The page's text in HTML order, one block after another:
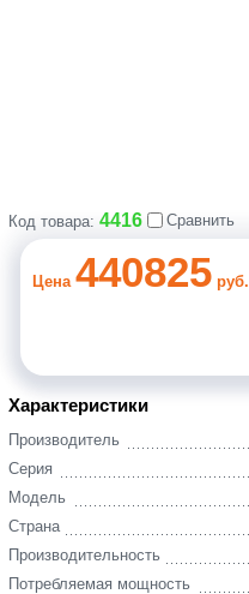
Код товара: 4416 Сравнить
Цена 440825 руб.
Характеристики
Производитель
Серия
Модель
Страна
Производительность
Потребляемая мощность